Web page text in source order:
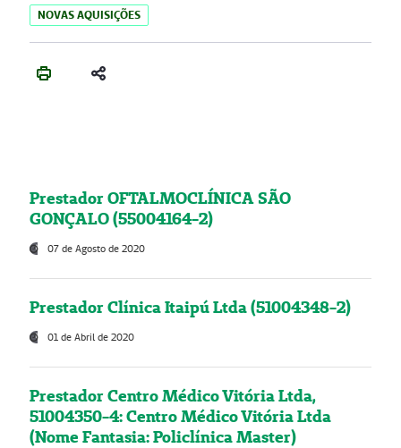
NOVAS AQUISIÇÕES
Prestador OFTALMOCLÍNICA SÃO
GONÇALO (55004164-2)
07 de Agosto de 2020
Prestador Clínica Itaipú Ltda (51004348-2)
01 de Abril de 2020
Prestador Centro Médico Vitória Ltda,
51004350-4: Centro Médico Vitória Ltda
(Nome Fantasia: Policlínica Master)